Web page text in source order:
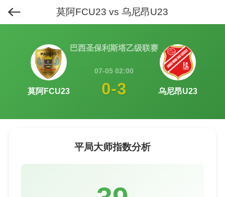
莫阿FCU23 vs 乌尼昂U23
>排行榜>平局大师榜>
莫阿FCU23
巴西圣保利斯塔乙级联赛
07-05 02:00
0-3 乌尼昂U23
平局大师指数分析